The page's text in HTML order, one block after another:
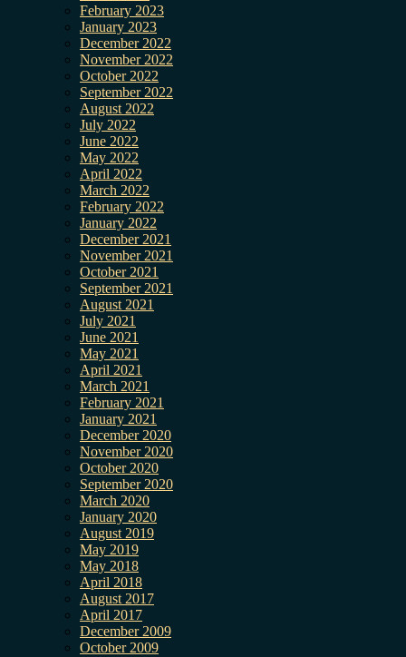
February 2023
January 2023
December 2022
November 2022
October 2022
September 2022
August 2022
July 2022
June 2022
May 2022
April 2022
March 2022
February 2022
January 2022
December 2021
November 2021
October 2021
September 2021
August 2021
July 2021
June 2021
May 2021
April 2021
March 2021
February 2021
January 2021
December 2020
November 2020
October 2020
September 2020
March 2020
January 2020
August 2019
May 2019
May 2018
April 2018
August 2017
April 2017
December 2009
October 2009